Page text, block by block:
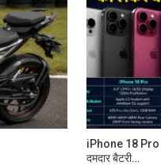
iPhone 18 Pro
दमदार बैटरी…